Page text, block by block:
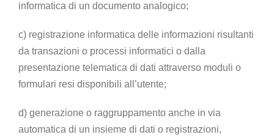
informatica di un documento analogico;
c) registrazione informatica delle informazioni risultanti
da transazioni o processi informatici o dalla
presentazione telematica di dati attraverso moduli o
formulari resi disponibili all’utente;
d) generazione o raggruppamento anche in via
automatica di un insieme di dati o registrazioni,